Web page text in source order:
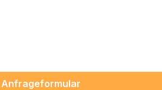
Anfrageformular